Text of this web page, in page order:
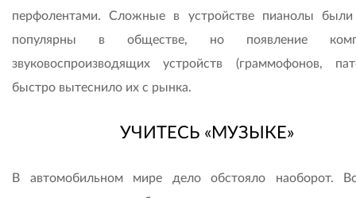
перфолентами. Сложные в устройстве пианолы были
популярны в обществе, но появление
звуковоспроизводящих устройств (граммофонов,
быстро вытеснило их с рынка.
УЧИТЕСЬ «МУЗЫКЕ»
В автомобильном мире дело обстояло наоборот.